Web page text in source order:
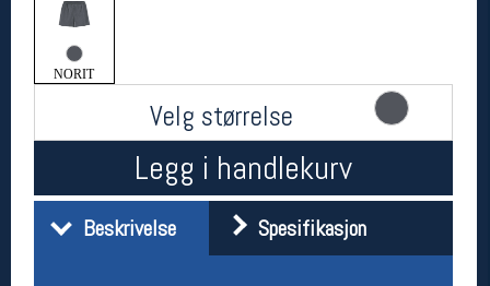
NORIT
Velg størrelse
Legg i handlekurv
Beskrivelse Spesifikasjon
Torggata 20
0183 Oslo
Telefon: 23 32 62 00
(telefontid man-fredag klokken 10-13)
Kontakt oss
Åpningstider butikk
11-18